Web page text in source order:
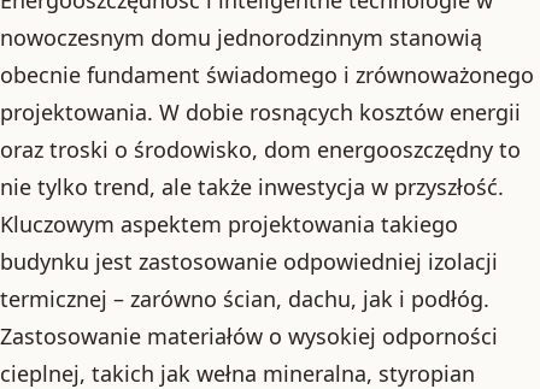
nowoczesnym domu jednorodzinnym stanowią
obecnie fundament świadomego i zrównoważonego
projektowania. W dobie rosnących kosztów energii
oraz troski o środowisko, dom energooszczędny to
nie tylko trend, ale także inwestycja w przyszłość.
Kluczowym aspektem projektowania takiego
budynku jest zastosowanie odpowiedniej izolacji
termicznej – zarówno ścian, dachu, jak i podłóg.
Zastosowanie materiałów o wysokiej odporności
cieplnej, takich jak wełna mineralna, styropian